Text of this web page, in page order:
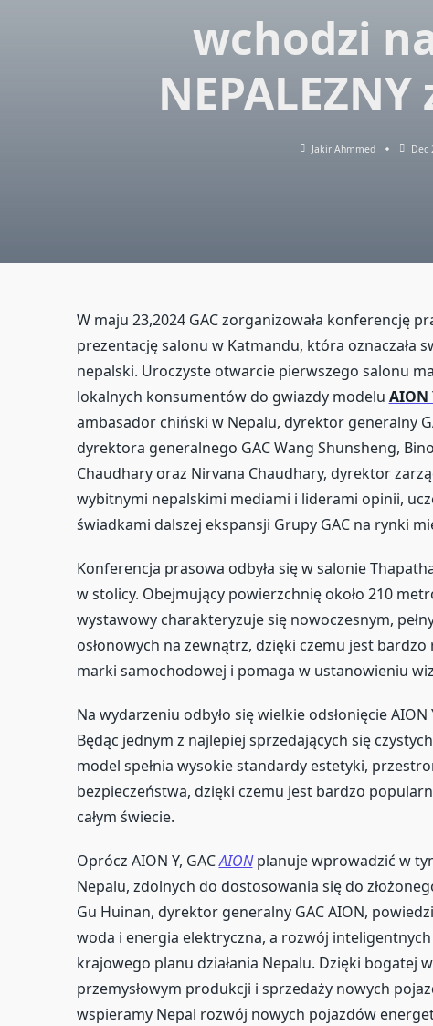
wchodzi
Jakir Ahmmed Dec
W maju 23,2024 GAC zorganizowała konferencję
prezentację salonu w Katmandu, która oznaczała
nepalski. Uroczyste otwarcie pierwszego salonu
lokalnych konsumentów do gwiazdy modelu AION
ambasador chiński w Nepalu, dyrektor generalny
dyrektora generalnego GAC Wang Shunsheng,
Chaudhary oraz Nirvana Chaudhary, dyrektor
wybitnymi nepalskimi mediami i liderami opinii,
świadkami dalszej ekspansji Grupy GAC na rynki
Konferencja prasowa odbyła się w salonie
w stolicy. Obejmujący powierzchnię około 210
wystawowy charakteryzuje się nowoczesnym,
osłonowych na zewnątrz, dzięki czemu jest bardzo
marki samochodowej i pomaga w ustanowieniu
Na wydarzeniu odbyło się wielkie odsłonięcie
Będąc jednym z najlepiej sprzedających się
model spełnia wysokie standardy estetyki,
bezpieczeństwa, dzięki czemu jest bardzo
całym świecie.
Oprócz AION Y, GACAIONplanuje wprowadzić w
Nepalu, zdolnych do dostosowania się do
Gu Huinan, dyrektor generalny GAC AION,
woda i energia elektryczna, a rozwój
krajowego planu działania Nepalu. Dzięki bogatej
przemysłowym produkcji i sprzedaży nowych
wspieramy Nepal rozwój nowych pojazdów